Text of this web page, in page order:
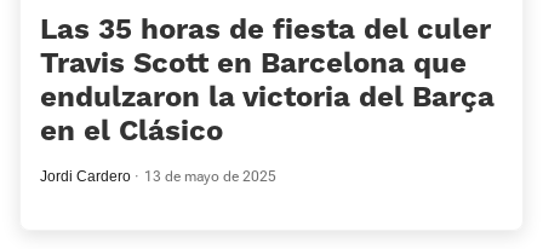
Las 35 horas de fiesta del culer
Travis Scott en Barcelona que
endulzaron la victoria del Barça
en el Clásico
Jordi Cardero 13 de mayo de 2025